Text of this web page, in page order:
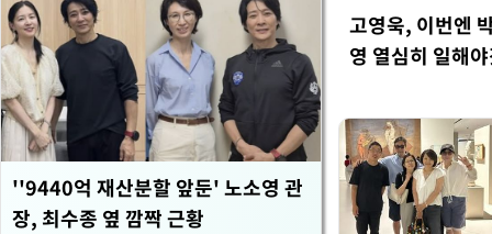
''9440억 재산분할 앞둔' 노소영 관
장, 최수종 옆 깜짝 근황
고영욱, 이번엔
영 열심히 일해